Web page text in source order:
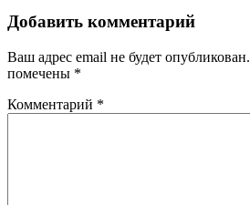
Добавить комментарий
Ваш адрес email не будет опубликован.
помечены *
Комментарий *